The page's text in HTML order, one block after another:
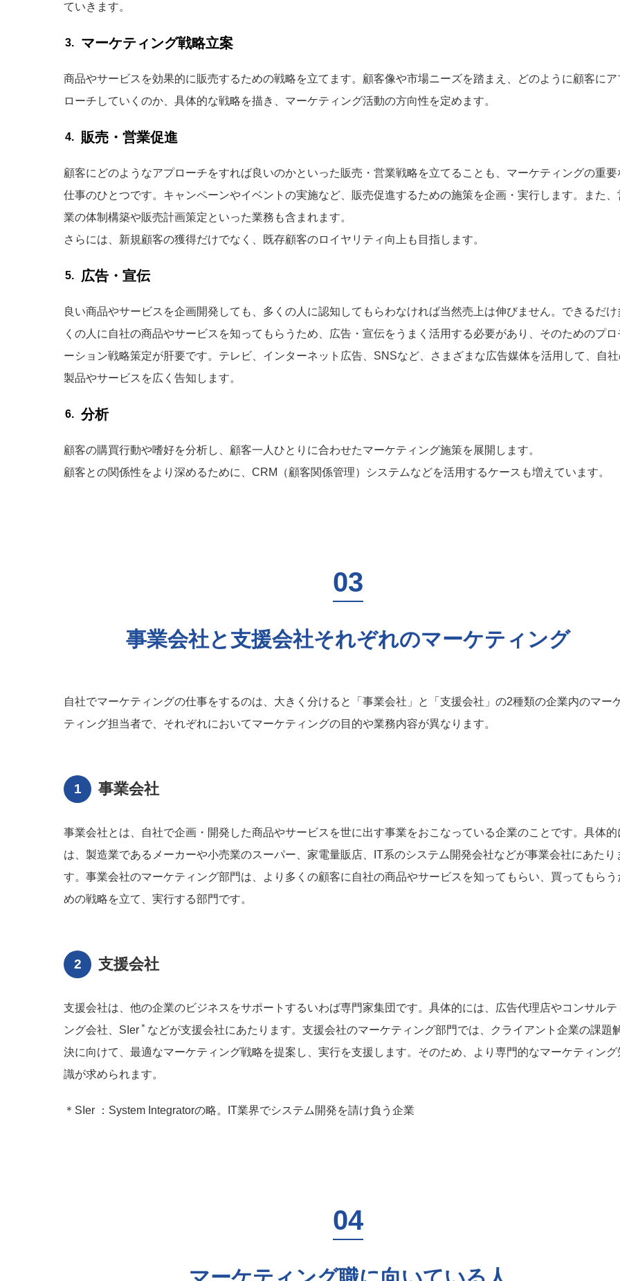
ていきます。
マーケティング戦略立案
商品やサービスを効果的に販売するための戦略を立てます。顧客像や市場ニーズを踏まえ、どのように顧客にア
ローチしていくのか、具体的な戦略を描き、マーケティング活動の方向性を定めます。
販売・営業促進
顧客にどのようなアプローチをすれば良いのかといった販売・営業戦略を立てることも、マーケティングの重要
仕事のひとつです。キャンペーンやイベントの実施など、販売促進するための施策を企画・実行します。また、
業の体制構築や販売計画策定といった業務も含まれます。
さらには、新規顧客の獲得だけでなく、既存顧客のロイヤリティ向上も目指します。
広告・宣伝
良い商品やサービスを企画開発しても、多くの人に認知してもらわなければ当然売上は伸びません。できるだけ
くの人に自社の商品やサービスを知ってもらうため、広告・宣伝をうまく活用する必要があり、そのためのプロ
ーション戦略策定が肝要です。テレビ、インターネット広告、SNSなど、さまざまな広告媒体を活用して、自
製品やサービスを広く告知します。
分析
顧客の購買行動や嗜好を分析し、顧客一人ひとりに合わせたマーケティング施策を展開します。
顧客との関係性をより深めるために、CRM（顧客関係管理）システムなどを活用するケースも増えています。
事業会社と支援会社それぞれのマーケティング
自社でマーケティングの仕事をするのは、大きく分けると「事業会社」と「支援会社」の2種類の企業内のマー
ティング担当者で、それぞれにおいてマーケティングの目的や業務内容が異なります。
事業会社
事業会社とは、自社で企画・開発した商品やサービスを世に出す事業をおこなっている企業のことです。具体的
は、製造業であるメーカーや小売業のスーパー、家電量販店、IT系のシステム開発会社などが事業会社にあたり
す。事業会社のマーケティング部門は、より多くの顧客に自社の商品やサービスを知ってもらい、買ってもらう
めの戦略を立て、実行する部門です。
支援会社
支援会社は、他の企業のビジネスをサポートするいわば専門家集団です。具体的には、広告代理店やコンサルテ
ング会社、SIer ＊ などが支援会社にあたります。支援会社のマーケティング部門では、クライアント企業の課題
決に向けて、最適なマーケティング戦略を提案し、実行を支援します。そのため、より専門的なマーケティング
識が求められます。
＊SIer ：System Integratorの略。IT業界でシステム開発を請け負う企業